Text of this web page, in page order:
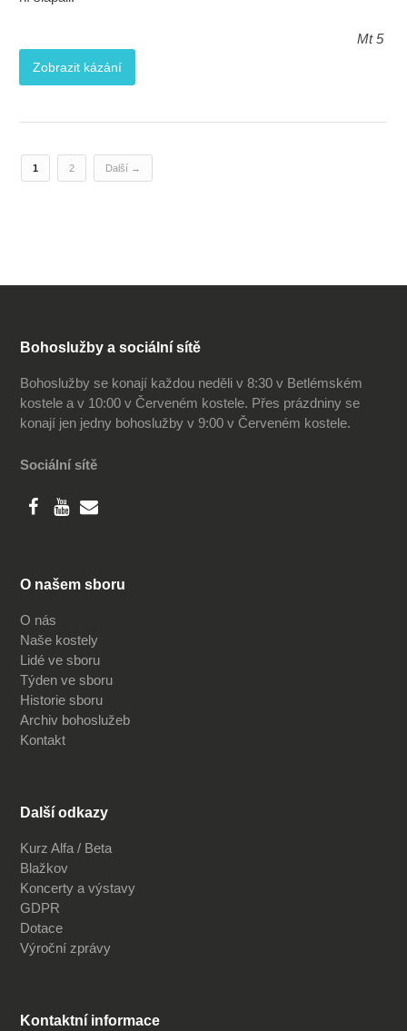
Mt 5
Zobrazit kázání
1 2 Další →
Bohoslužby a sociální sítě
Bohoslužby se konají každou neděli v 8:30 v Betlémském
kostele a v 10:00 v Červeném kostele. Přes prázdniny se
konají jen jedny bohoslužby v 9:00 v Červeném kostele.
Sociální sítě
O našem sboru
O nás
Naše kostely
Lidé ve sboru
Týden ve sboru
Historie sboru
Archiv bohoslužeb
Kontakt
Další odkazy
Kurz Alfa / Beta
Blažkov
Koncerty a výstavy
GDPR
Dotace
Výroční zprávy
Kontaktní informace